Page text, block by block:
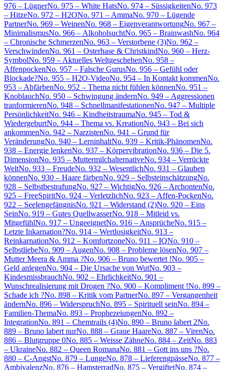
976 – LügnerNo. 975 – White HatsNo. 974 – SüssigkeitenNo. 973
– HitzeNo. 972 – H2ONo. 971 – AmmaNo. 970 – Lügende
PartnerNo. 969 – WeinenNo. 968 – EigenverantwortungNo. 967 –
MinimalismusNo. 966 – AlkoholsuchtNo. 965 – BrainwashNo. 964
– Chronische SchmerzenNo. 963 – Verstorbene (3)No. 962 –
VerschwindenNo. 961 – Osterhase & ChristkindNo. 960 – Herz-
SymbolNo. 959 – Aktuelles WeltgeschehenNo. 958 –
AffenpockenNo. 957 – Falsche GurusNo. 956 – Gefühl oder
Blockade?No. 955 – H2O-VideoNo. 954 – In Kontakt kommenNo.
953 – AbfärbenNo. 952 – Thema nicht fühlen könnenNo. 951 –
KnoblauchNo. 950 – Schwingung ändernNo. 949 – Aggressionen
tranformierenNo. 948 – SchnellmanifestationenNo. 947 – Multiple
PersönlichkeitNo. 946 – KindheitstraumaNo. 945 – Tod &
WiedergeburtNo. 944 – Thema vs. KreationNo. 943 – Bei sich
ankommenNo. 942 – NarzistenNo. 941 – Grund für
VeränderungNo. 940 – LerninhaltNo. 939 – Kritik-PhänomenNo.
938 – Energie lenkenNo. 937 – KörpervibrationNo. 936 – Die 5.
DimensionNo. 935 – MuttermilchalternativeNo. 934 – Verrückte
WeltNo. 933 – FreudeNo. 932 – WesentlichNo. 931 – Glauben
könnenNo. 930 – Haare färbenNo. 929 – SelbsteinschätzungNo.
928 – SelbstbestrafungNo. 927 – WichtigNo. 926 – ArchontenNo.
925 – FreeSpiritNo. 924 – VerletzlichNo. 923 – Affen-PockenNo.
922 – SeelengefängnisNo. 921 – Widerstand (2)No. 920 – Eins
SeinNo. 919 – Gutes QuellwasserNo. 918 – Mitleid vs.
MitgefühlNo. 917 – UngeeignetNo. 916 – AnsprücheNo. 915 –
Letzte Inkarnation?No. 914 – WertlosigkeitNo. 913 –
ReinkarnationNo. 912 – KomfortzoneNo. 911 – IQNo. 910 –
SelbstliebeNo. 909 – AugenNo. 908 – Probleme lösenNo. 907 –
Mutter Meera & Amma ?No. 906 – Bruno bewertet !No. 905 –
Geld anlegenNo. 904 – Die Ursache von WutNo. 903 –
KindesmissbrauchNo. 902 – EhrlichkeitNo. 901 –
Wunschrealisierung mit Drogen ?No. 900 – Kompliment !No. 899 –
Schade ich ?No. 898 – Kritik vom PartnerNo. 897 – Vergangenheit
ändernNo. 896 – WiderspruchNo. 895 – Spirituell seinNo. 894 –
Familien-ThemaNo. 893 – ProphezeiungenNo. 892 –
IntegrationNo. 891 – Chemtrails (4)No. 890 – Bruno labert 2No.
889 – Bruno labert nurNo. 888 – Graue HaareNo. 887 – VirenNo.
886 – Blutgruppe 0No. 885 – Weisse ZähneNo. 884 – ZeitNo. 883
– UkraineNo. 882 – Queen RomanaNo. 881 – Gott ins uns ?No.
880 – C-AngstNo. 879 – LungeNo. 878 – LieferengpässeNo. 877 –
AmbivalenzNo. 876 – HamsterradNo. 875 – VergiftetNo. 874 –